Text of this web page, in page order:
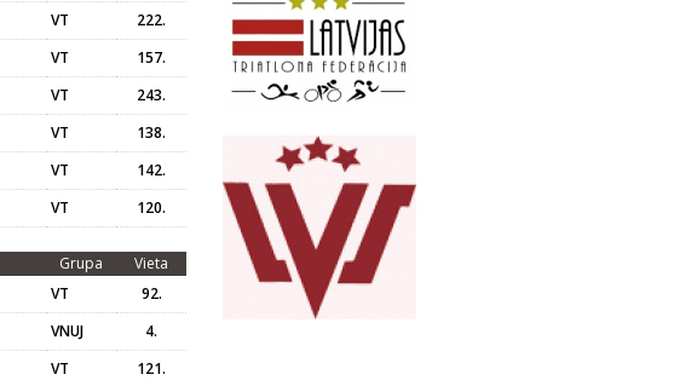
VT
222.
VT
157.
VT
243.
VT
138.
VT
142.
VT 120.
Grupa
Vieta
VT
92.
VNUJ
4.
VT
121.